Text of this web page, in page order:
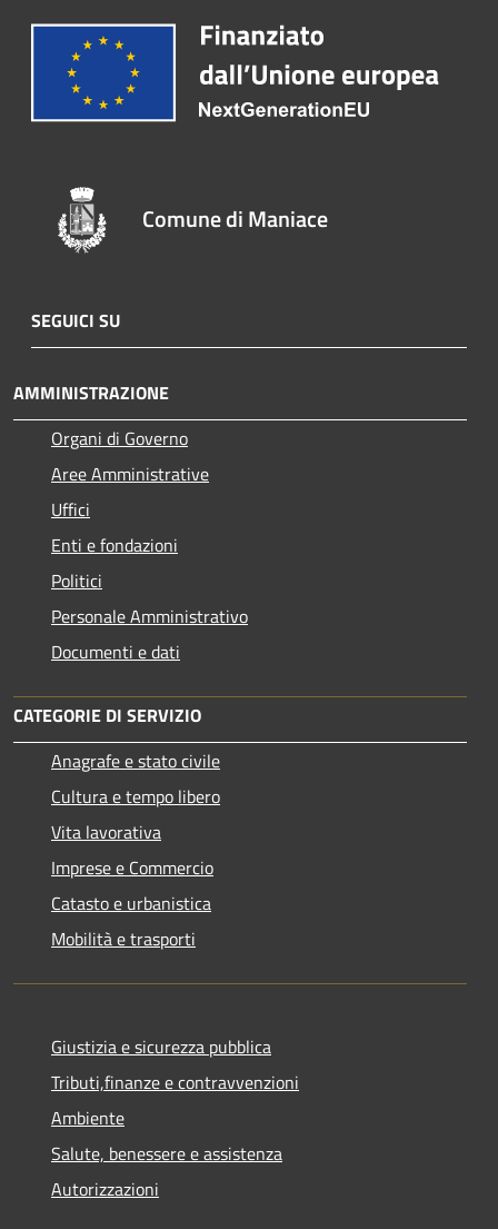
Comune di Maniace
SEGUICI SU
AMMINISTRAZIONE
Organi di Governo
Aree Amministrative
Uffici
Enti e fondazioni
Politici
Personale Amministrativo
Documenti e dati
CATEGORIE DI SERVIZIO
Anagrafe e stato civile
Cultura e tempo libero
Vita lavorativa
Imprese e Commercio
Catasto e urbanistica
Mobilità e trasporti
Giustizia e sicurezza pubblica
Tributi,finanze e contravvenzioni
Ambiente
Salute, benessere e assistenza
Autorizzazioni